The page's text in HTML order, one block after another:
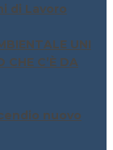
di Lavoro
UNI
C’È DA
nuovo